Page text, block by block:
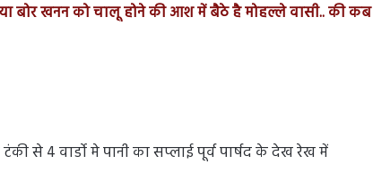
बोर खनन को चालू होने की आश में बैठे है मोहल्ले वासी.. की कब
से 4 वार्डो मे पानी का सप्लाई पूर्व पार्षद के देख रेख में